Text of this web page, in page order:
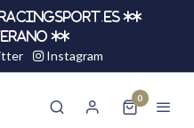
**
**
Instagram
0